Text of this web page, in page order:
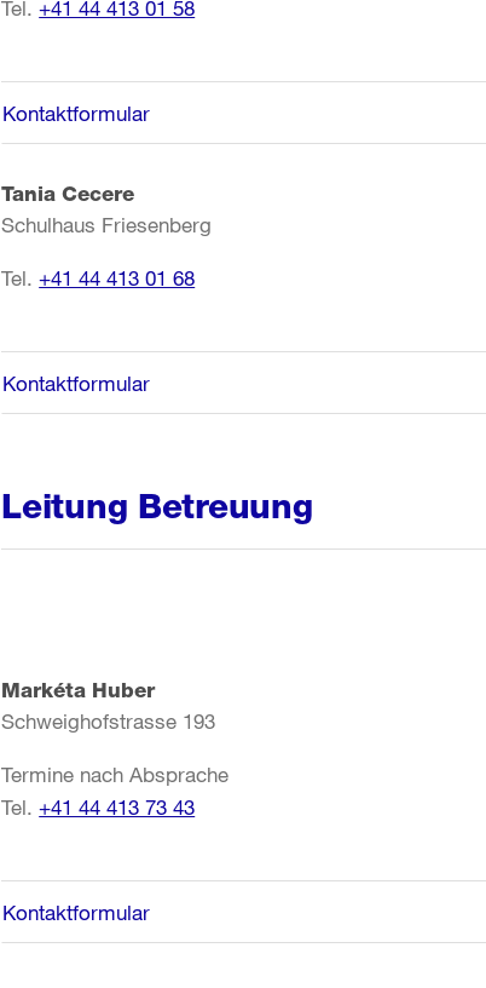
Tel.+41 44 413 01 58
Kontaktformular
Tania Cecere
Schulhaus Friesenberg
Tel.+41 44 413 01 68
Kontaktformular
Leitung Betreuung
Markéta Huber
Schweighofstrasse 193
Termine nach Absprache
Tel.+41 44 413 73 43
Kontaktformular